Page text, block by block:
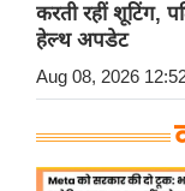
करती रहीं शूटिंग,
हेल्थ अपडेट
Aug 08, 2026